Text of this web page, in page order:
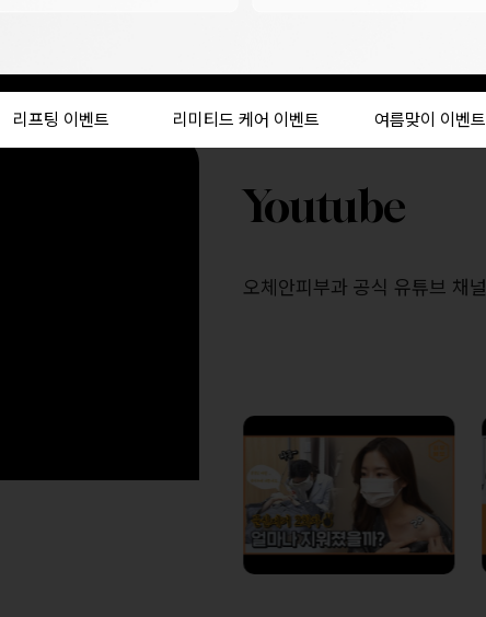
리프팅 이벤트 리미티드 케어 이벤트 여름맞이 이벤트
Youtube
오체안피부과 공식 유튜브 채널